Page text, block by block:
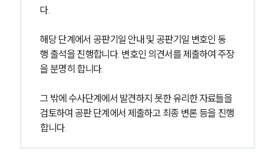
소식/자료
공지사항
법률 블로그
법률서식
다.
해당 단계에서 공판기일 안내 및 공판기일 변호인 동
행 출석을 진행합니다. 변호인 의견서를 제출하여 주장
을 분명히 합니다.
그 밖에 수사단계에서 발견하지 못한 유리한 자료들을
검토하여 공판 단계에서 제출하고 최종 변론 등을 진행
합니다.